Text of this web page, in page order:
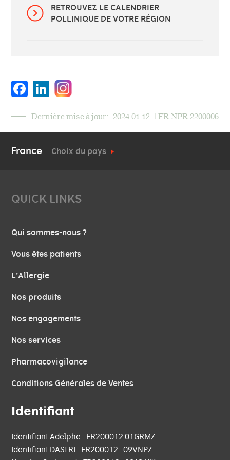
RETROUVEZ LE CALENDRIER
POLLINIQUE DE VOTRE RÉGION
Facebook
LinkedIn
Dernière mise à jour: 2024.01.12 | FR-NPR-2200006
France Choix du pays
QUICK LINKS
Qui sommes-nous ?
Vous êtes patients
L'Allergie
Nos produits
Nos engagements
Nos services
Pharmacovigilance
Conditions Générales de Ventes
Identifiant
Identifiant Adelphe : FR200012 01GRMZ
Identifiant DASTRI : FR200012_09VNPZ